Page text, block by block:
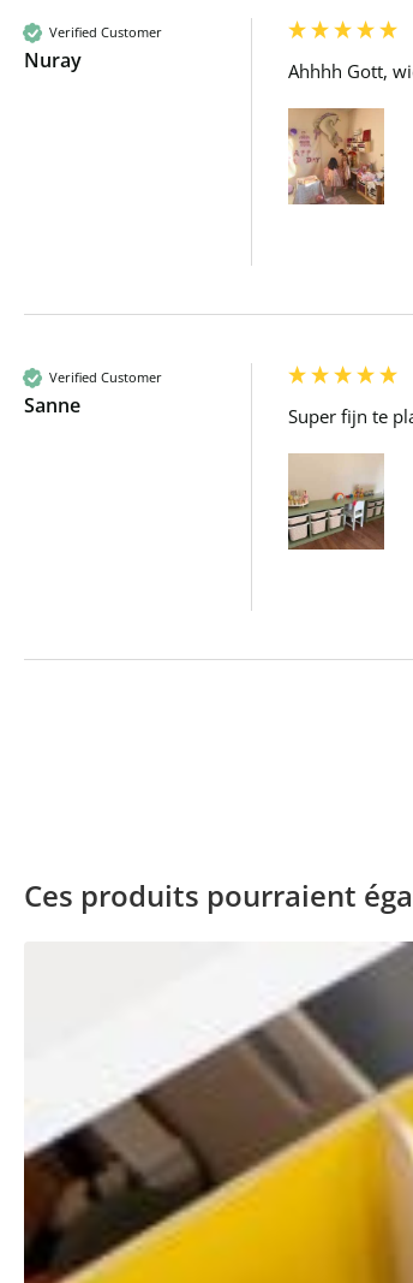
Verified Customer
Nuray Ahhhh Gott,
Verified Customer
Sanne Super fijn te
Ces produits pourraient